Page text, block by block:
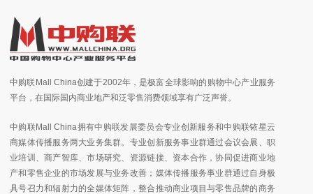
中购联Mall China创建于2002年，是极富全球影响的购物中心产业服务
平台，在国际国内商业地产和泛零售消费领域享有广泛声誉。
中购联Mall China拥有中购联发展委员会专业创新服务和中购联铱星云
商媒体传播服务两大业务集群。专业创新服务事业群通过会议会展、职
业培训、商产智库、市场研究、资源链接、资本合作，协同促进商业地
产和零售企业的市场发展与业务改善；媒体传播服务事业群通过自身极
具号召力和辐射力的全媒体矩阵，整合推动商业项目与零售品牌的商务